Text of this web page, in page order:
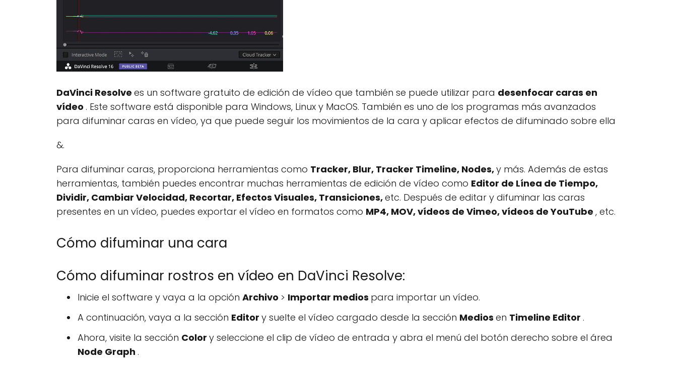
DaVinci Resolve es un software gratuito de edición de vídeo que también se puede utilizar para desenfocar caras en
vídeo . Este software está disponible para Windows, Linux y MacOS. También es uno de los programas más avanzados
para difuminar caras en vídeo, ya que puede seguir los movimientos de la cara y aplicar efectos de difuminado sobre ella
&.
Para difuminar caras, proporciona herramientas como Tracker, Blur, Tracker Timeline, Nodes,y más. Además de estas
herramientas, también puedes encontrar muchas herramientas de edición de vídeo como Editor de Línea de Tiempo,
Dividir, Cambiar Velocidad, Recortar, Efectos Visuales, Transiciones,etc. Después de editar y difuminar las caras
presentes en un vídeo, puedes exportar el vídeo en formatos como MP4, MOV, vídeos de Vimeo, vídeos de YouTube , etc.
Cómo difuminar una cara
Cómo difuminar rostros en vídeo en DaVinci Resolve:
Inicie el software y vaya a la opción Archivo > Importar medios para importar un vídeo.
A continuación, vaya a la sección Editor y suelte el vídeo cargado desde la sección Medios en Timeline Editor .
Ahora, visite la sección Color y seleccione el clip de vídeo de entrada y abra el menú del botón derecho sobre el área
Node Graph .